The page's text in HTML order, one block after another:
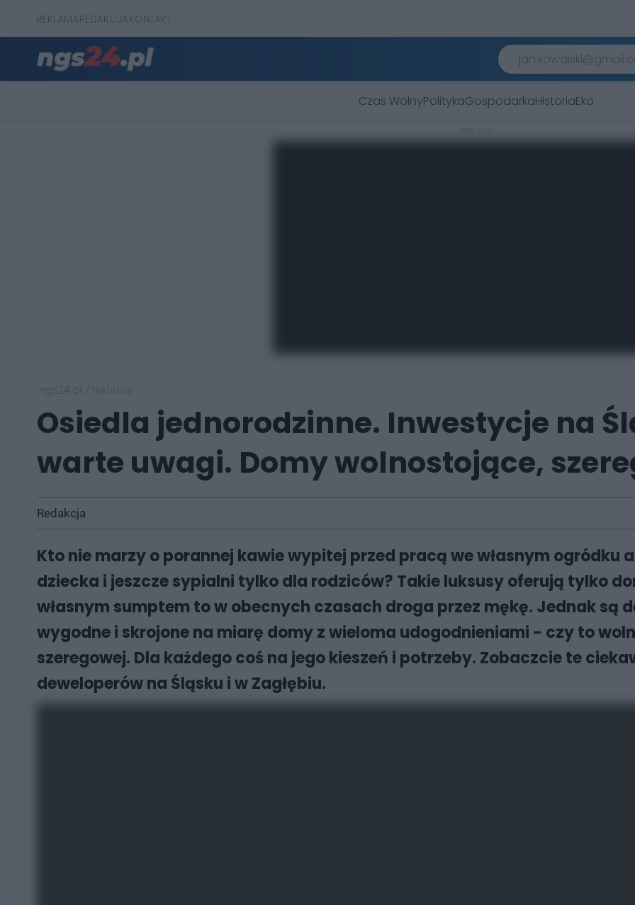
REKLAMAREDAKCJAKONTAKT
Czas WolnyPolitykaGospodarkaHistoriaEko
Osiedla jednorodzinne. Inwestycje na
warte uwagi. Domy wolnostojące,
Redakcja
Kto nie marzy o porannej kawie wypitej przed pracą we własnym ogródku
dziecka i jeszcze sypialni tylko dla rodziców? Takie luksusy oferują tylko
własnym sumptem to w obecnych czasach droga przez mękę. Jednak są
wygodne i skrojone na miarę domy z wieloma udogodnieniami - czy to
szeregowej. Dla każdego coś na jego kieszeń i potrzeby. Zobaczcie te
deweloperów na Śląsku i w Zagłębiu.